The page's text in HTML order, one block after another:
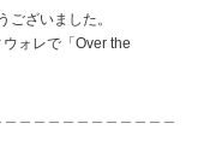
ざいました。
ォレで「Over the